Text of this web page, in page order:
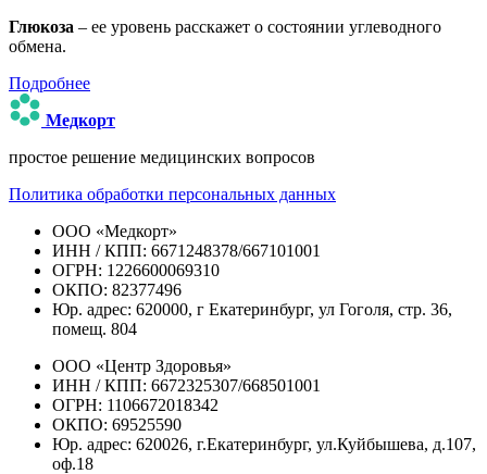
Глюкоза – ее уровень расскажет о состоянии углеводного
обмена.
Подробнее
Медкорт
простое решение медицинских вопросов
Политика обработки персональных данных
ООО «Медкорт»
ИНН / КПП: 6671248378/667101001
ОГРН: 1226600069310
ОКПО: 82377496
Юр. адрес: 620000, г Екатеринбург, ул Гоголя, стр. 36,
помещ. 804
ООО «Центр Здоровья»
ИНН / КПП: 6672325307/668501001
ОГРН: 1106672018342
ОКПО: 69525590
Юр. адрес: 620026, г.Екатеринбург, ул.Куйбышева, д.107,
оф.18